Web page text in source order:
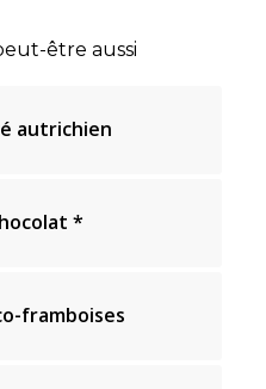
être aussi
autrichien
*
framboises